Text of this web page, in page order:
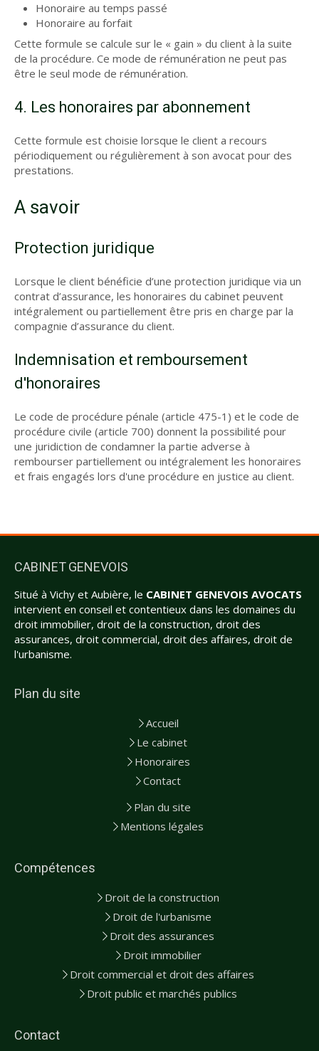
Honoraire au temps passé
Honoraire au forfait
Cette formule se calcule sur le « gain » du client à la suite
de la procédure. Ce mode de rémunération ne peut pas
être le seul mode de rémunération.
4. Les honoraires par abonnement
Cette formule est choisie lorsque le client a recours
périodiquement ou régulièrement à son avocat pour des
prestations.
A savoir
Protection juridique
Lorsque le client bénéficie d’une protection juridique via un
contrat d’assurance, les honoraires du cabinet peuvent
intégralement ou partiellement être pris en charge par la
compagnie d’assurance du client.
Indemnisation et remboursement
d'honoraires
Le code de procédure pénale (article 475-1) et le code de
procédure civile (article 700) donnent la possibilité pour
une juridiction de condamner la partie adverse à
rembourser partiellement ou intégralement les honoraires
et frais engagés lors d'une procédure en justice au client.
CABINET GENEVOIS
Situé à Vichy et Aubière, le CABINET GENEVOIS AVOCATS
intervient en conseil et contentieux dans les domaines du
droit immobilier, droit de la construction, droit des
assurances, droit commercial, droit des affaires, droit de
l'urbanisme.
Plan du site
Accueil
Le cabinet
Honoraires
Contact
Plan du site
Mentions légales
Compétences
Droit de la construction
Droit de l'urbanisme
Droit des assurances
Droit immobilier
Droit commercial et droit des affaires
Droit public et marchés publics
Contact